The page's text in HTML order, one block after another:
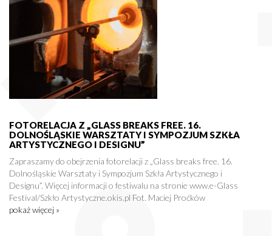
FOTORELACJA Z „GLASS BREAKS FREE. 16.
DOLNOŚLĄSKIE WARSZTATY I SYMPOZJUM SZKŁA
ARTYSTYCZNEGO I DESIGNU”
Zapraszamy do obejrzenia fotorelacji z „Glass breaks free. 16.
Dolnośląskie Warsztaty i Sympozjum Szkła Artystycznego i
Designu”. Więcej informacji o festiwalu na stronie www.e-Glass
Festival/Szkło Artystyczne.okis.pl Fot. Maciej Proćków
pokaż więcej »